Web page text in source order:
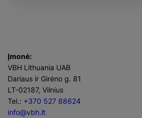
Įmonė:
VBH Lithuania UAB
Dariaus ir Girėno g. 81
LT-02187, Vilnius
Tel.: +370 527 88624
info@vbh.lt